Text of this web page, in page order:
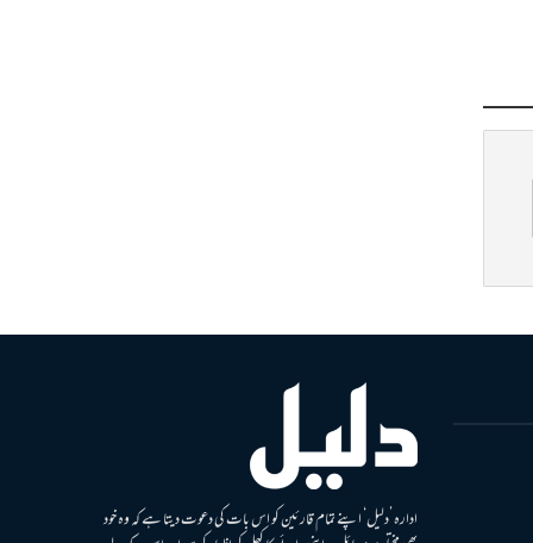
ادارہ ’دلیل‘ اپنے تمام قارئین کو اس بات کی دعوت دیتا ہے کہ وہ خود